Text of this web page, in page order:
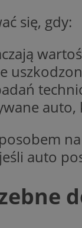
się, gdy:
jeśli auto
li_gc
sa-user-id-v3
VP
uid
tuuid_lu
google_push
Nazwa
mlcwc